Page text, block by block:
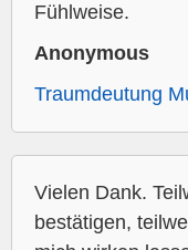
Fühlweise.
Anonymous
Traumdeutung
Vielen Dank.
bestätigen,